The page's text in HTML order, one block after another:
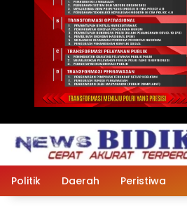
Politik Daerah Peristiwa